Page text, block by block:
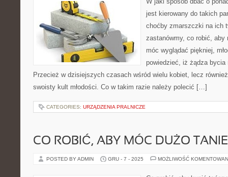
jest kierowany do takich
choćby zmarszczki na ich
zastanówmy, co robić, aby
móc wyglądać piękniej,
powiedzieć, iż żądza bycia
Przecież w dzisiejszych czasach wśród wielu kobiet, lecz
swoisty kult młodości. Co w takim razie należy polecić […]
CATEGORIES: URZĄDZENIA PRALNICZE
CO ROBIĆ, ABY MÓC DUŻO
POSTED BY ADMIN GRU - 7 - 2025 MOŻLIWOŚĆ